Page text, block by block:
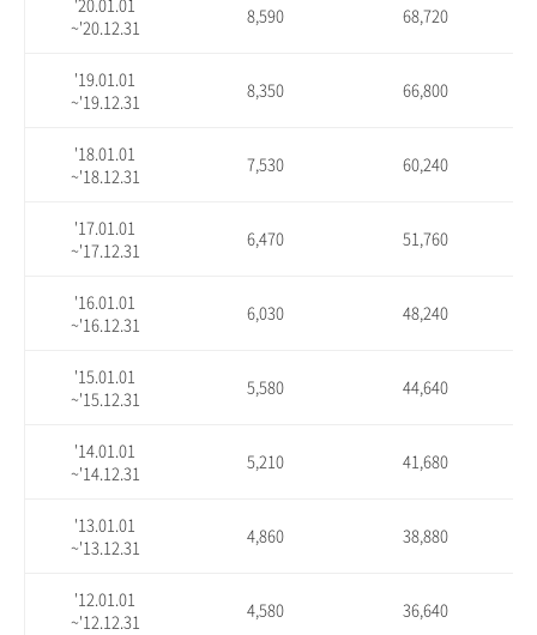
~'20.12.31
8,590 68,720
'19.01.01
~'19.12.31
8,350 66,800
'18.01.01
~'18.12.31
7,530 60,240
'17.01.01
~'17.12.31
6,470 51,760
'16.01.01
~'16.12.31
6,030 48,240
'15.01.01
~'15.12.31
5,580 44,640
'14.01.01
~'14.12.31
5,210 41,680
'13.01.01
~'13.12.31
4,860 38,880
'12.01.01
~'12.12.31
4,580 36,640